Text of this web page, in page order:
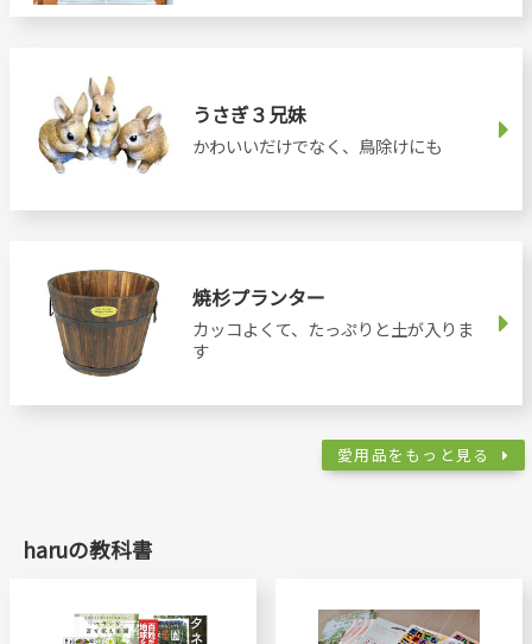
うさぎ３兄妹
かわいいだけでなく、鳥除けにも
焼杉プランター
カッコよくて、たっぷりと土が入りま
す
愛用品をもっと見る
haruの教科書